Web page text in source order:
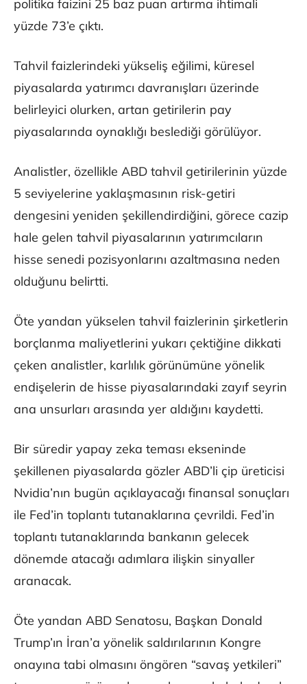
politika faizini 25 baz puan artırma ihtimali
yüzde 73’e çıktı.
Tahvil faizlerindeki yükseliş eğilimi, küresel
piyasalarda yatırımcı davranışları üzerinde
belirleyici olurken, artan getirilerin pay
piyasalarında oynaklığı beslediği görülüyor.
Analistler, özellikle ABD tahvil getirilerinin yüzde
5 seviyelerine yaklaşmasının risk-getiri
dengesini yeniden şekillendirdiğini, görece cazip
hale gelen tahvil piyasalarının yatırımcıların
hisse senedi pozisyonlarını azaltmasına neden
olduğunu belirtti.
Öte yandan yükselen tahvil faizlerinin şirketlerin
borçlanma maliyetlerini yukarı çektiğine dikkati
çeken analistler, karlılık görünümüne yönelik
endişelerin de hisse piyasalarındaki zayıf seyrin
ana unsurları arasında yer aldığını kaydetti.
Bir süredir yapay zeka teması ekseninde
şekillenen piyasalarda gözler ABD’li çip üreticisi
Nvidia’nın bugün açıklayacağı finansal sonuçları
ile Fed’in toplantı tutanaklarına çevrildi. Fed’in
toplantı tutanaklarında bankanın gelecek
dönemde atacağı adımlara ilişkin sinyaller
aranacak.
Öte yandan ABD Senatosu, Başkan Donald
Trump’ın İran’a yönelik saldırılarının Kongre
onayına tabi olmasını öngören “savaş yetkileri”